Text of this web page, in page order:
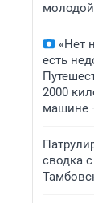
«Нет
есть
2000
машине
сводка